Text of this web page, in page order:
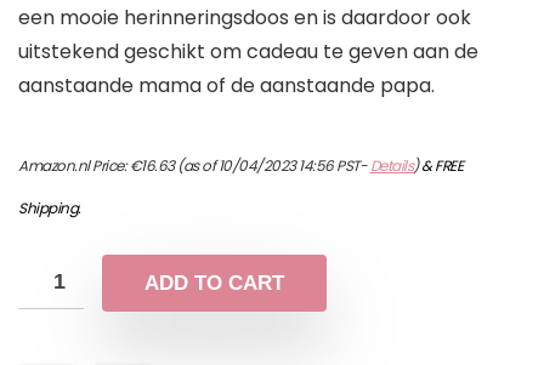
een mooie herinneringsdoos en is daardoor ook
uitstekend geschikt om cadeau te geven aan de
aanstaande mama of de aanstaande papa.
Amazon.nl Price:€16.63(as of 10/04/2023 14:56 PST-Details)&FREE
Shipping.
ADD TO CART